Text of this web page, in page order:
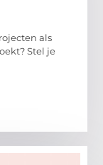
als
Stel je